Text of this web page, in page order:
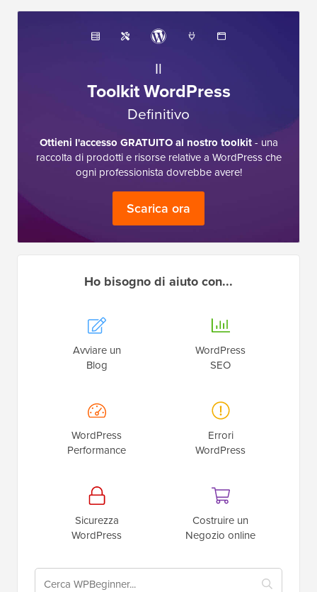
Il
Toolkit WordPress
Definitivo
Ottieni l'accesso GRATUITO al nostro toolkit- una
raccolta di prodotti e risorse relative a WordPress che
ogni professionista dovrebbe avere!
Scarica ora
Ho bisogno di aiuto con...
Avviare un
Blog
WordPress
SEO
WordPress
Performance
Errori
WordPress
Sicurezza
WordPress
Costruire un
Negozio online